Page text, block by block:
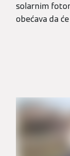
solarnim
obećava da